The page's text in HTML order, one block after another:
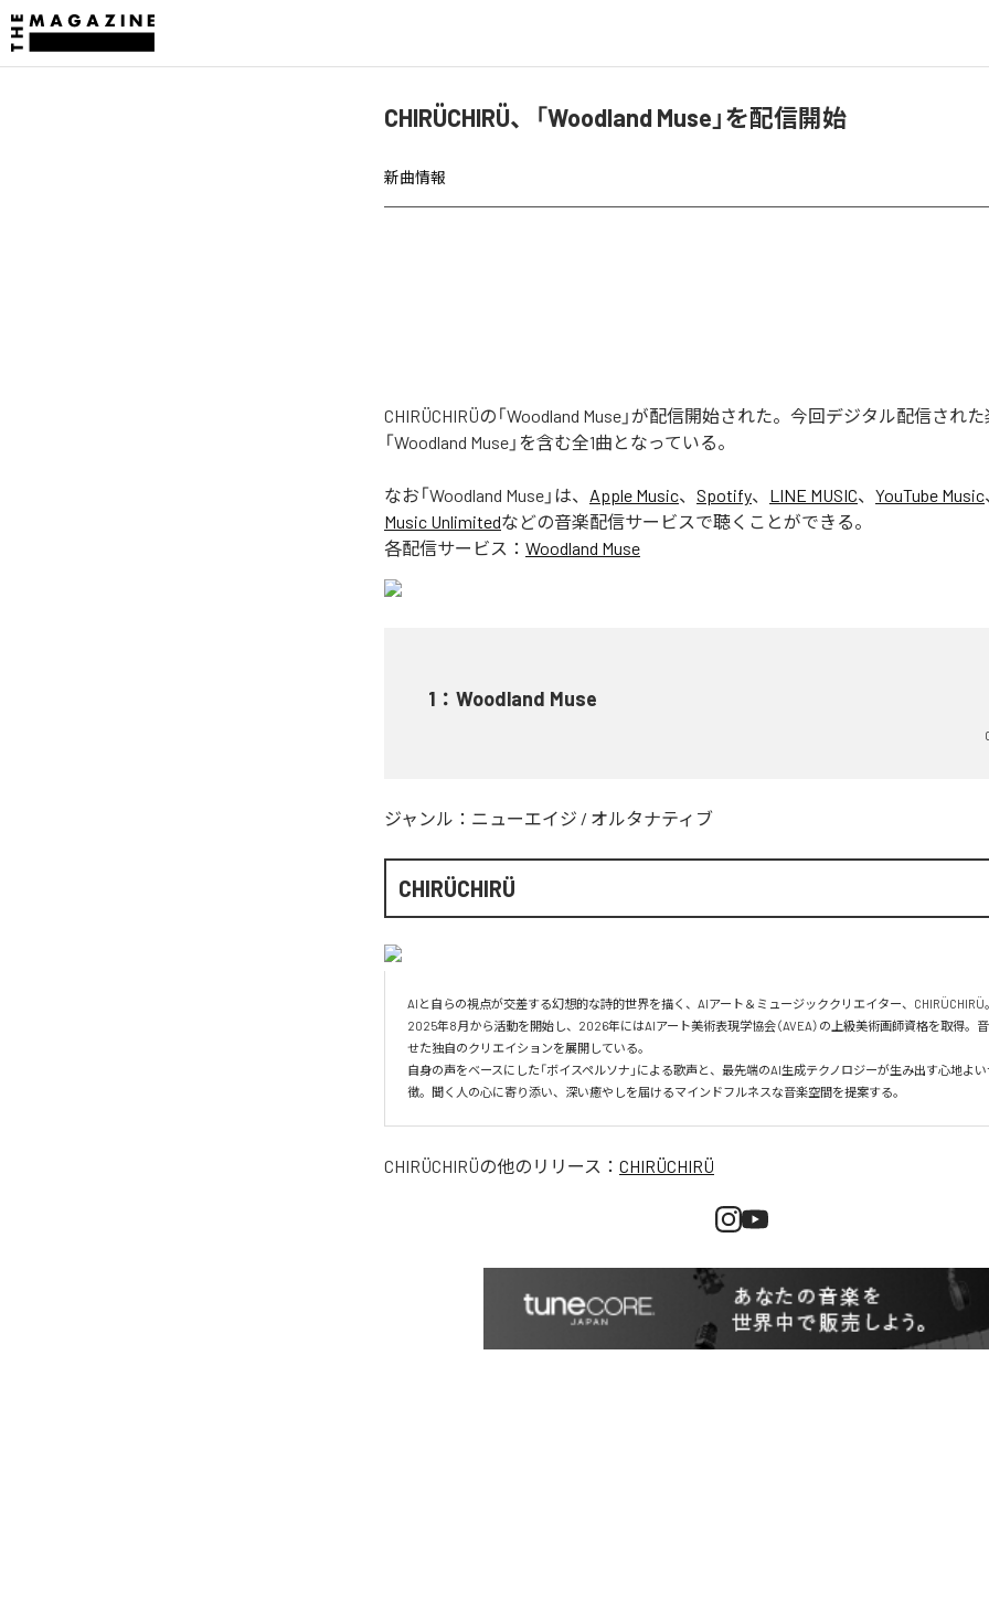
CHIRÜCHIRÜ、「Woodland Muse」を配信開始
新曲情報
CHIRÜCHIRÜの「Woodland Muse」が配信開始された。今回デジタル配信された
「Woodland Muse」を含む全1曲となっている。
なお「Woodland Muse 」は、 Apple Music、 Spotify、 LINE MUSIC、 YouTube Music
Music Unlimitedなどの音楽配信サービスで聴くことができる。
各配信サービス： Woodland Muse
1 ： Woodland Muse
ジャンル： ニューエイジ / オルタナティブ
CHIRÜCHIRÜ
AIと自らの視点が交差する幻想的な詩的世界を描く、AIアート＆ミュージッククリエイター、CHIRÜCHIRÜ。
2025年8月から活動を開始し、2026年にはAIアート美術表現学協会（AVEA）の上級美術画師資格を取得。
せた独自のクリエイションを展開している。
自身の声をベースにした「ボイスペルソナ」による歌声と、最先端のAI生成テクノロジーが生み出す心地よ
徴。聞く人の心に寄り添い、深い癒やしを届けるマインドフルネスな音楽空間を提案する。
CHIRÜCHIRÜの他のリリース： CHIRÜCHIRÜ